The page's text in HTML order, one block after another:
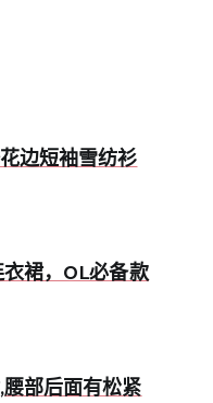
边短袖雪纺衫
裙，OL必备款
部后面有松紧